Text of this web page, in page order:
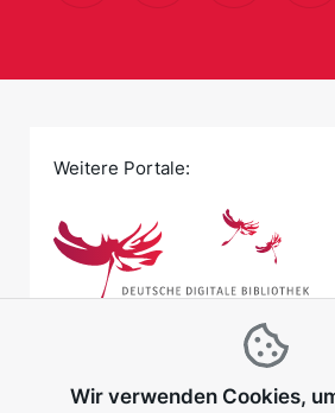
Wir verwenden Cookies,
Weitere Portale: